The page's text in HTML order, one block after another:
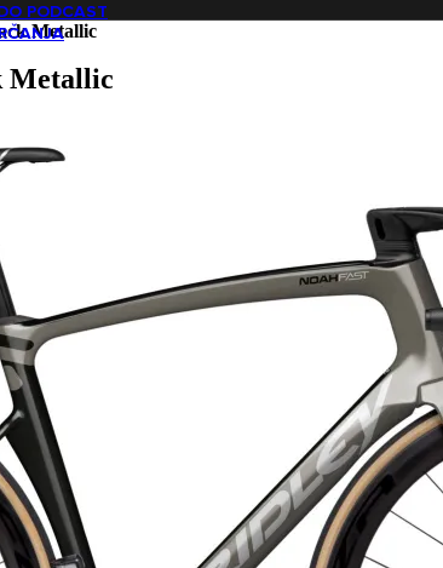
PODCAST
Metallic
Metallic